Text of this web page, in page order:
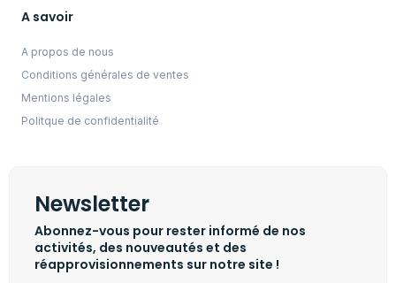
A savoir
A propos de nous
Conditions générales de ventes
Mentions légales
Politque de confidentialité
Newsletter
Abonnez-vous pour rester informé de nos
activités, des nouveautés et des
réapprovisionnements sur notre site !